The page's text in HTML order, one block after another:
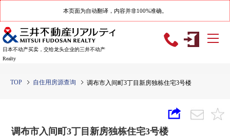
本页面为自动翻译，内容并非100%准确。
日本不动产买卖，交给龙头企业的三井不动产
Realty
TOP 自住用房源查询 调布市入间町3丁目新房独栋住宅3号楼
调布市入间町3丁目新房独栋住宅3号楼